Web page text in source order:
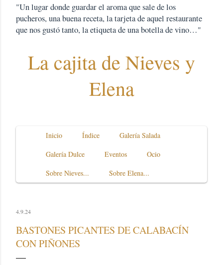
"Un lugar donde guardar el aroma que sale de los
pucheros, una buena receta, la tarjeta de aquel restaurante
que nos gustó tanto, la etiqueta de una botella de vino…"
La cajita de Nieves y
Elena
Inicio Índice
Galería Salada
Galería Dulce
Eventos
Ocio
Sobre Nieves...
Sobre Elena...
4.9.24
BASTONES PICANTES DE CALABACÍN
CON PIÑONES